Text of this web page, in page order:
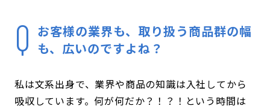
お客様の業界も、取り扱う商品群の幅
も、広いのですよね？
私は文系出身で、業界や商品の知識は入社してから
吸収しています。何が何だか？！？！という時間は